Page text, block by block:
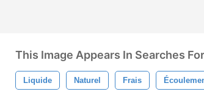
This Image Appears In Searches For
Liquide Naturel Frais